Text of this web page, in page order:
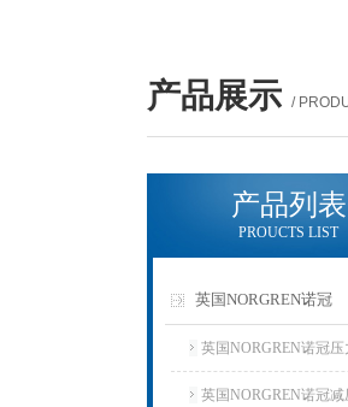
产品展示 /
产品列表
PROUCTS LIST
英国NORGREN诺冠
英国NORGREN诺冠压
英国NORGREN诺冠减